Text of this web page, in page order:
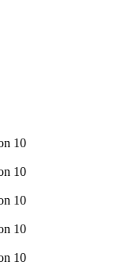
10
10
10
10
10